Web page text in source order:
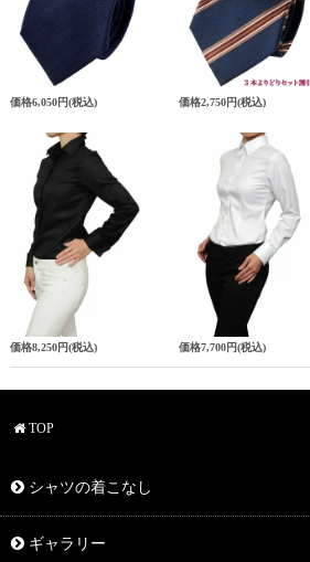
価格6,050円(税込) 価格2,750円(税込)
価格8,250円(税込) 価格7,700円(税込)
TOP
シャツの着こなし
ギャラリー